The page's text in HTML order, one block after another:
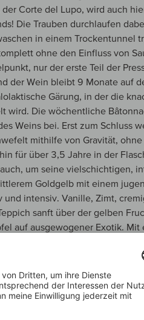
Corte del Lupo, wird auch
Die Trauben durchlaufen
in einem Trockentunnel
ohne den Einfluss von
nur der erste Teil der
der Wein bleibt 9 Monate auf
Gärung, in der die
wird. Die wöchentliche
Weins bei. Erst zum Schluss
mithilfe von Gravität,
für über 3,5 Jahre in der
um seine vielschichtigen,
Goldgelb mit einem
und intensiv. Vanille, Zimt,
sanft über der gelben
auf ausgewogener Exotik. Mit
immer mehr. Kreide, nasser
mit einem Anflug dezenter
ist dominant oder will sich
Hefelager und die Bâtonnage
zitrische Noten von salziger
ordentlich Bums und ist durch